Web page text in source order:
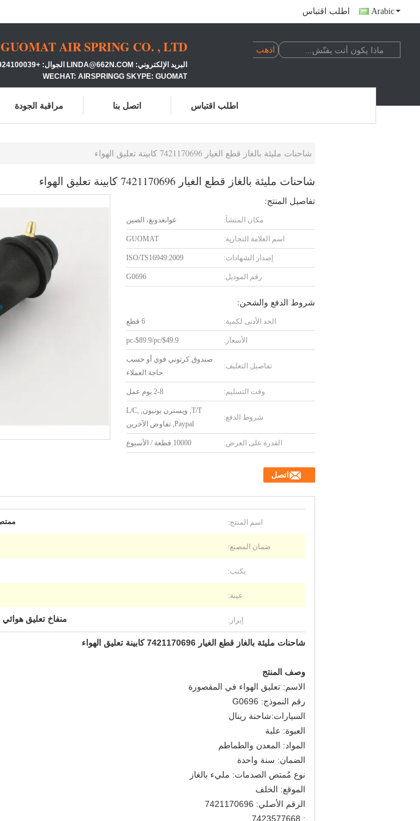
اطلب اقتباس Arabic
AIR SPRING CO. , LTD
البريد الإلكتروني: LINDA@662N.COM الجوال: +8613924100039 (WHATSAPP)
WECHAT: AIRSPRINGG SKYPE: GUOMAT
مراقبة الجودة اتصل بنا اطلب اقتباس
شاحنات مليئة بالغاز قطع الغيار 7421170696 كابينة تعليق الهواء
شاحنات مليئة بالغاز قطع الغيار 7421170696 كابينة تعليق الهواء
تفاصيل المنتج:
مكان المنشأ: غوانغدونغ، الصين
اسم العلامة التجارية: GUOMAT
إصدار الشهادات: ISO/TS16949:2009
رقم الموديل: G0696
شروط الدفع والشحن:
الحد الأدنى لكمية: 6 قطع
الأسعار: $49.9/pc-$89.9/pc
تفاصيل التغليف:
صندوق كرتوني قوي أو حسب
حاجة العملاء
وقت التسليم: 2-8 يوم عمل
شروط الدفع:
T/T, ويسترن يونيون, L/C,
Paypal, تفاوض الآخرين
القدرة على العرض: 10000 قطعة / الأسبوع
اتصل
اسم المنتج:
ضمان المصنع:
يكتب:
عينة:
إبراز: منفاخ تعليق
شاحنات مليئة بالغاز قطع الغيار 7421170696 كابينة تعليق الهواء
وصف المنتج
الاسم: تعليق الهواء في المقصورة
رقم النموذج: G0696
السيارات:شاحنة رينال
العبوة: علبة
المواد: المعدن والطماطم
الضمان: سنة واحدة
نوع مُمتص الصدمات: مليء بالغاز
الموقع: الخلف
الرقم الأصلي: 7421170696
: 7423577668